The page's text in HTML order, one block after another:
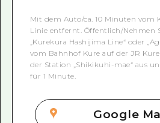
Mit dem Auto/ca. 10 Minuten vom
Linie entfernt. Öffentlich/Nehmen
„Kurekura Hashijima Line“ oder
vom Bahnhof Kure auf der JR
der Station „Shikikuhi-mae“ aus
für 1 Minute.
Google